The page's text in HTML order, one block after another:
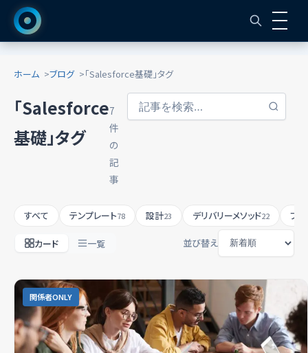
ホーム ブログ 「Salesforce基礎」タグ
「Salesforce
基礎」タグ
7
件
の
記
事
すべて テンプレート78 設計23 デリバリーメソッド22 プ
カード 一覧 並び替え
関係者ONLY